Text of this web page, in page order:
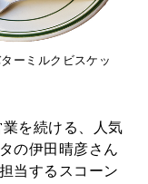
ーミルクビスケッ
を続ける、人気
の伊田晴彦さん
当するスコーン